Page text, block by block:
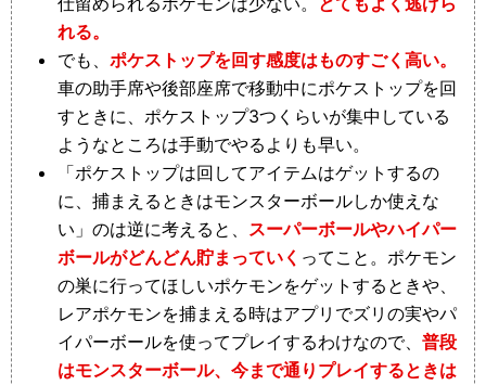
れる。
でも、ポケストップを回す感度はものすごく高い。
車の助手席や後部座席で移動中にポケストップを回
すときに、ポケストップ3つくらいが集中している
ようなところは手動でやるよりも早い。
「ポケストップは回してアイテムはゲットするの
に、捕まえるときはモンスターボールしか使えな
い」のは逆に考えると、 スーパーボールやハイパー
ボールがどんどん貯まっていく ってこと。ポケモン
の巣に行ってほしいポケモンをゲットするときや、
レアポケモンを捕まえる時はアプリでズリの実やパ
イパーボールを使ってプレイするわけなので、普段
はモンスターボール、今まで通りプレイするときは